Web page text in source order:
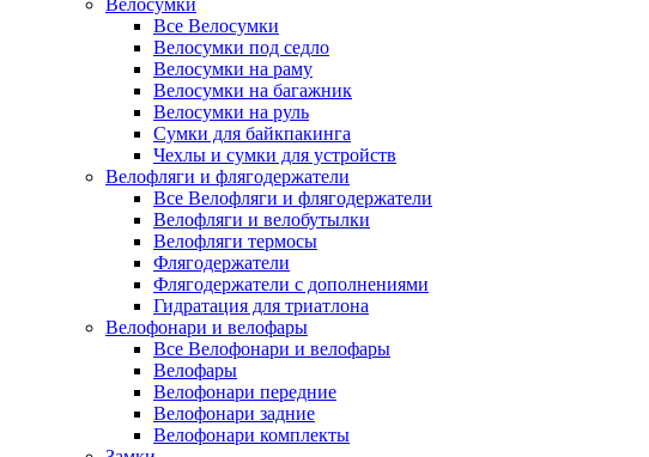
Велосумки
Все Велосумки
Велосумки под седло
Велосумки на раму
Велосумки на багажник
Велосумки на руль
Сумки для байкпакинга
Чехлы и сумки для устройств
Велофляги и флягодержатели
Все Велофляги и флягодержатели
Велофляги и велобутылки
Велофляги термосы
Флягодержатели
Флягодержатели с дополнениями
Гидратация для триатлона
Велофонари и велофары
Все Велофонари и велофары
Велофары
Велофонари передние
Велофонари задние
Велофонари комплекты